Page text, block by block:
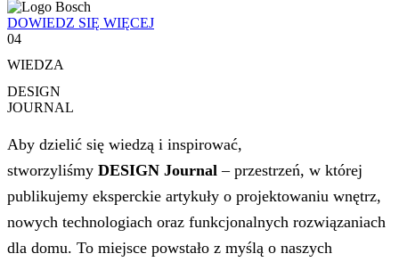
DOWIEDZ SIĘ WIĘCEJ
04
WIEDZA
DESIGN
JOURNAL
Aby dzielić się wiedzą i inspirować,
stworzyliśmy DESIGN Journal – przestrzeń, w której
publikujemy eksperckie artykuły o projektowaniu wnętrz,
nowych technologiach oraz funkcjonalnych rozwiązaniach
dla domu. To miejsce powstało z myślą o naszych